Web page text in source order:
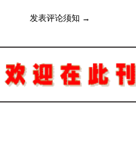
发表评论须知 →